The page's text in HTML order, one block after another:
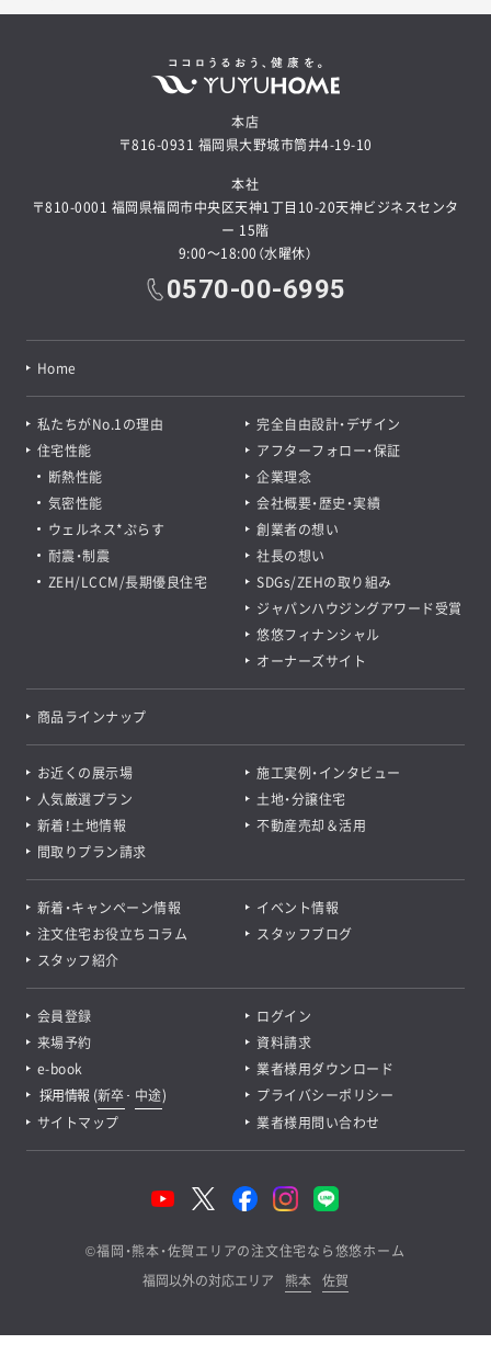
本店
〒816-0931 福岡県大野城市筒井4-19-10
本社
〒810-0001 福岡県福岡市中央区天神1丁目10-20天神ビジネスセンタ
ー 15階
9:00～18:00（水曜休）
0570-00-6995
Home
私たちがNo.1の理由
完全自由設計・デザイン
住宅性能
断熱性能
気密性能
ウェルネス*ぷらす
耐震・制震
ZEH/LCCM/長期優良住宅
アフターフォロー・保証
企業理念
会社概要・歴史・実績
創業者の想い
社長の想い
SDGs/ZEHの取り組み
ジャパンハウジングアワード受賞
悠悠フィナンシャル
オーナーズサイト
商品ラインナップ
お近くの展示場
施工実例・インタビュー
人気厳選プラン
土地・分譲住宅
新着！土地情報
不動産売却＆活用
間取りプラン請求
新着・キャンペーン情報
イベント情報
注文住宅お役立ちコラム
スタッフブログ
スタッフ紹介
会員登録
ログイン
来場予約
資料請求
e-book
業者様用ダウンロード
採用情報 (新卒･ 中途)
プライバシーポリシー
サイトマップ
業者様用問い合わせ
©福岡・熊本・佐賀エリアの注文住宅なら悠悠ホーム
福岡以外の対応エリア
熊本 佐賀